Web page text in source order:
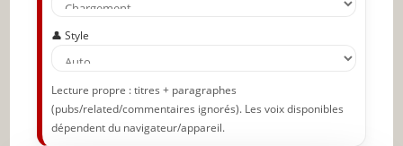
👤 Style
Lecture propre : titres + paragraphes
(pubs/related/commentaires ignorés). Les voix disponibles
dépendent du navigateur/appareil.